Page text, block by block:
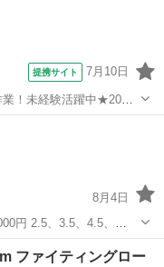
提携サイト 7月10日
業！未経験活躍中★20～
支援物資事前対応可◎ワ
用制度あり◎《兵庫県
8月4日
円 2.5、3.5、4.5、
、22.5、24㎏の15段
錆びていま...
トレーニング
ァイティングロー